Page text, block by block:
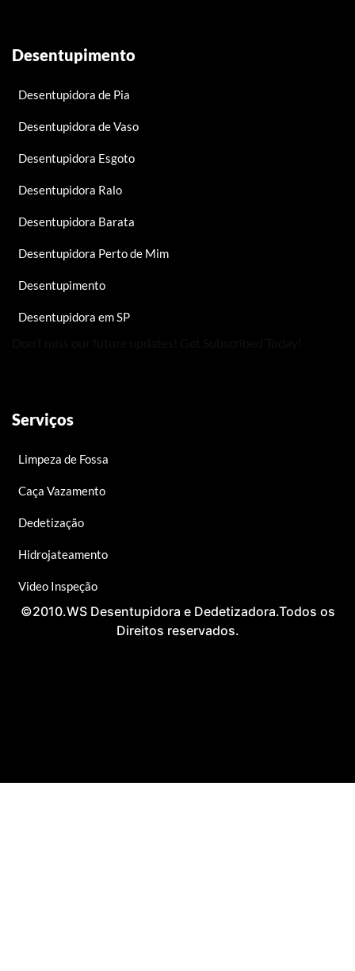
Desentupimento
Desentupidora de Pia
Desentupidora de Vaso
Desentupidora Esgoto
Desentupidora Ralo
Desentupidora Barata
Desentupidora Perto de Mim
Desentupimento
Desentupidora em SP
Serviços
Limpeza de Fossa
Caça Vazamento
Dedetização
Hidrojateamento
Video Inspeção
©2010.WS Desentupidora e Dedetizadora.Todos os
Direitos reservados.